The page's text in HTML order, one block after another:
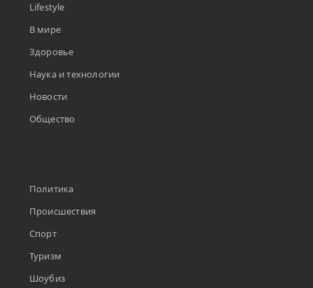
Lifestyle
В мире
Здоровье
Наука и технологии
Новости
Общество
Политика
Происшествия
Спорт
Туризм
Шоубиз